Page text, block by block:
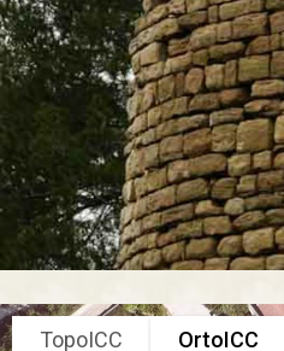
TopoICC OrtoICC